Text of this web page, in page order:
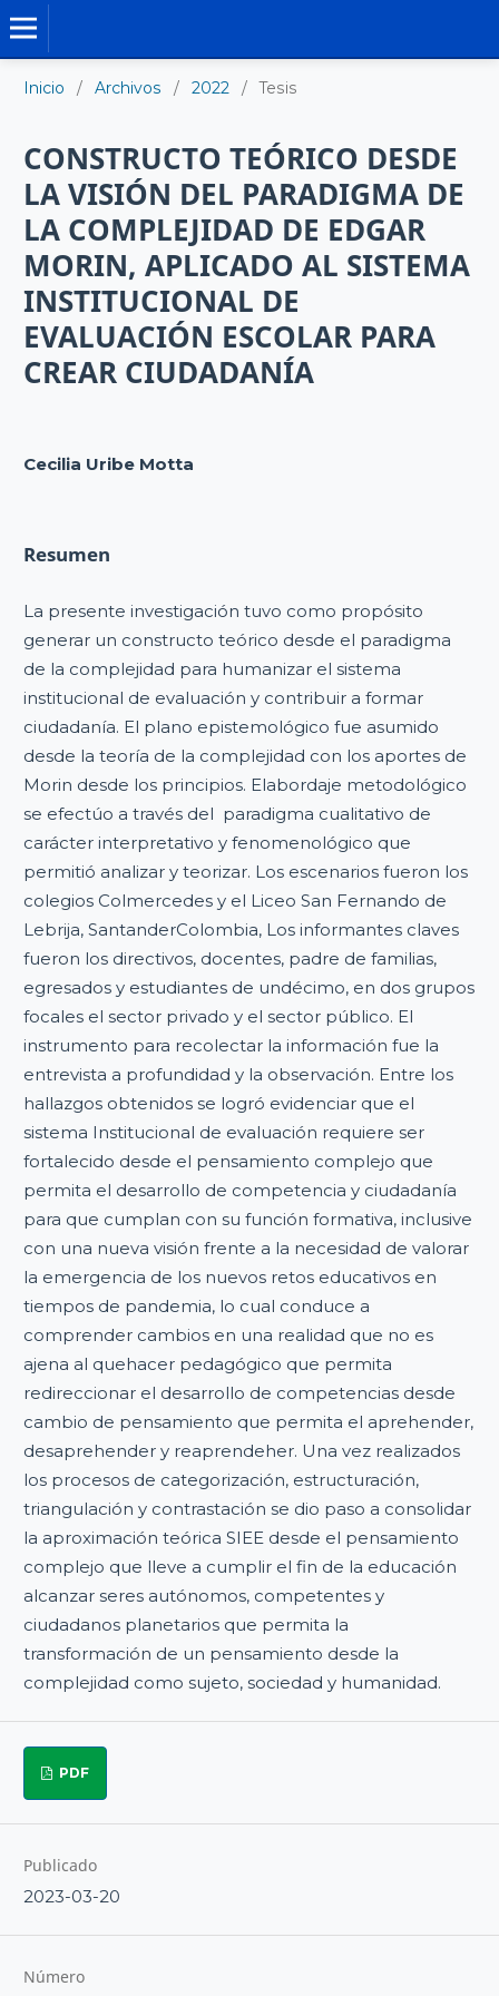
Inicio / Archivos / 2022 / Tesis
CONSTRUCTO TEÓRICO DESDE
LA VISIÓN DEL PARADIGMA DE
LA COMPLEJIDAD DE EDGAR
MORIN, APLICADO AL SISTEMA
INSTITUCIONAL DE
EVALUACIÓN ESCOLAR PARA
CREAR CIUDADANÍA
Cecilia Uribe Motta
Resumen
La presente investigación tuvo como propósito
generar un constructo teórico desde el paradigma
de la complejidad para humanizar el sistema
institucional de evaluación y contribuir a formar
ciudadanía. El plano epistemológico fue asumido
desde la teoría de la complejidad con los aportes de
Morin desde los principios. Elabordaje metodológico
se efectúo a través del paradigma cualitativo de
carácter interpretativo y fenomenológico que
permitió analizar y teorizar. Los escenarios fueron los
colegios Colmercedes y el Liceo San Fernando de
Lebrija, SantanderColombia, Los informantes claves
fueron los directivos, docentes, padre de familias,
egresados y estudiantes de undécimo, en dos grupos
focales el sector privado y el sector público. El
instrumento para recolectar la información fue la
entrevista a profundidad y la observación. Entre los
hallazgos obtenidos se logró evidenciar que el
sistema Institucional de evaluación requiere ser
fortalecido desde el pensamiento complejo que
permita el desarrollo de competencia y ciudadanía
para que cumplan con su función formativa, inclusive
con una nueva visión frente a la necesidad de valorar
la emergencia de los nuevos retos educativos en
tiempos de pandemia, lo cual conduce a
comprender cambios en una realidad que no es
ajena al quehacer pedagógico que permita
redireccionar el desarrollo de competencias desde
cambio de pensamiento que permita el aprehender,
desaprehender y reaprendeher. Una vez realizados
los procesos de categorización, estructuración,
triangulación y contrastación se dio paso a consolidar
la aproximación teórica SIEE desde el pensamiento
complejo que lleve a cumplir el fin de la educación
alcanzar seres autónomos, competentes y
ciudadanos planetarios que permita la
transformación de un pensamiento desde la
complejidad como sujeto, sociedad y humanidad.
PDF
Publicado
2023-03-20
Número